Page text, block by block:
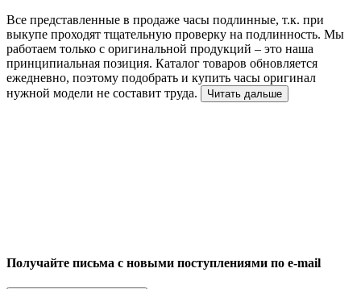
Все представленные в продаже часы подлинные, т.к. при
выкупе проходят тщательную проверку на подлинность. Мы
работаем только с оригинальной продукций – это наша
принципиальная позиция. Каталог товаров обновляется
ежедневно, поэтому подобрать и купить часы оригинал
нужной модели не составит труда.
Читать дальше
Получайте письма с новыми поступлениями по e-mail